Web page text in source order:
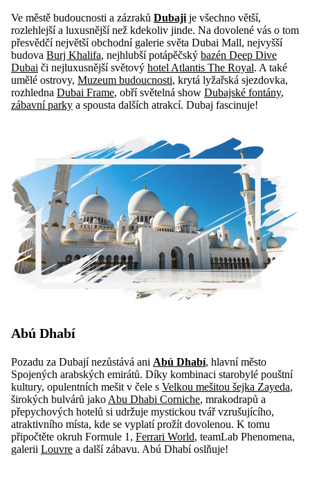
Ve městě budoucnosti a zázraků Dubaji je všechno větší,
rozlehlejší a luxusnější než kdekoliv jinde. Na dovolené vás o tom
přesvědčí největší obchodní galerie světa Dubai Mall, nejvyšší
budova Burj Khalifa, nejhlubší potápěčský bazén Deep Dive
Dubai či nejluxusnější světový hotel Atlantis The Royal. A také
umělé ostrovy, Muzeum budoucnosti, krytá lyžařská sjezdovka,
rozhledna Dubai Frame, obří světelná show Dubajské fontány,
zábavní parky a spousta dalších atrakcí. Dubaj fascinuje!
Abú Dhabí
Pozadu za Dubají nezůstává ani Abú Dhabí, hlavní město
Spojených arabských emirátů. Díky kombinaci starobylé pouštní
kultury, opulentních mešit v čele s Velkou mešitou šejka Zayeda,
širokých bulvárů jako Abu Dhabi Corniche, mrakodrapů a
přepychových hotelů si udržuje mystickou tvář vzrušujícího,
atraktivního místa, kde se vyplatí prožít dovolenou. K tomu
připočtěte okruh Formule 1, Ferrari World, teamLab Phenomena,
galerii Louvre a další zábavu. Abú Dhabí oslňuje!